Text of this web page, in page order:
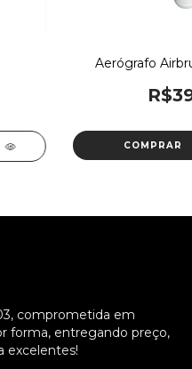
Aerógrafo
comprometida em
forma, entregando preço,
excelentes!